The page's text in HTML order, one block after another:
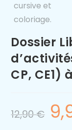
Dossier
CP, CE1)
12,90€